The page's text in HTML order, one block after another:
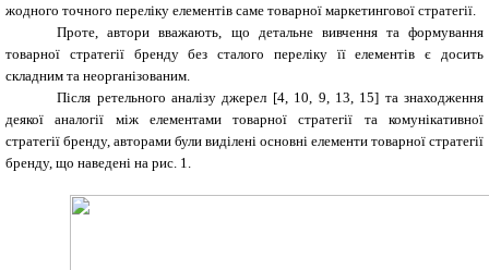
жодного точного переліку елементів саме товарної маркетингової стратегії.
Проте, автори вважають, що детальне вивчення та формування
товарної стратегії бренду без сталого переліку її елементів є досить
складним та неорганізованим.
Після ретельного аналізу джерел [4, 10, 9, 13, 15] та знаходження
деякої аналогії між елементами товарної стратегії та комунікативної
стратегії бренду, авторами були виділені основні елементи товарної стратегії
бренду, що наведені на рис. 1.